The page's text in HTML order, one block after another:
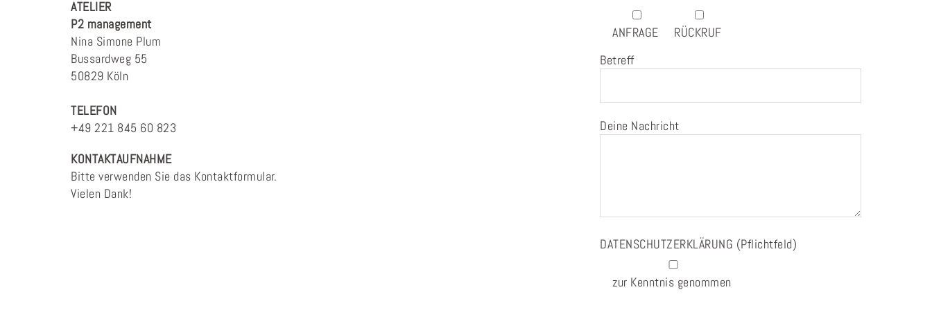
ATELIER
P2 management
Nina Simone Plum
Bussardweg 55
50829 Köln
TELEFON
+49 221 845 60 823
KONTAKTAUFNAHME
Bitte verwenden Sie das Kontaktformular.
Vielen Dank!
ANFRAGE
RÜCKRUF
Betreff
Deine Nachricht
DATENSCHUTZERKLÄRUNG (Pflichtfeld)
zur Kenntnis genommen